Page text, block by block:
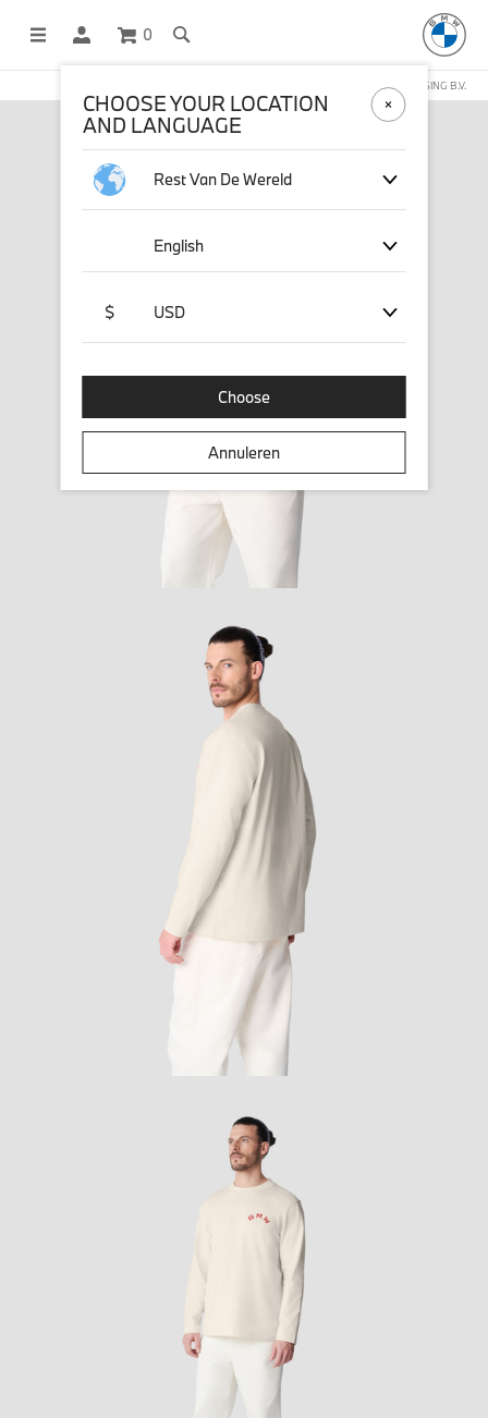
0
DEZE WEBSHOP WORDT BEHEERD DOOR STICHD SPORTMERCHANDISING B.V.
CHOOSE YOUR LOCATION
AND LANGUAGE
Rest Van De Wereld
English
$ USD
Choose
Annuleren